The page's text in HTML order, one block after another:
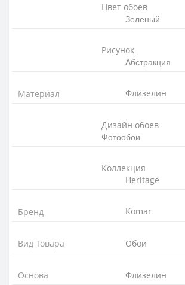
Цвет обоев
Зеленый
Рисунок
Абстракция
Материал Флизелин
Дизайн обоев
Фотообои
Коллекция
Heritage
Бренд Komar
Вид Товара Обои
Основа Флизелин